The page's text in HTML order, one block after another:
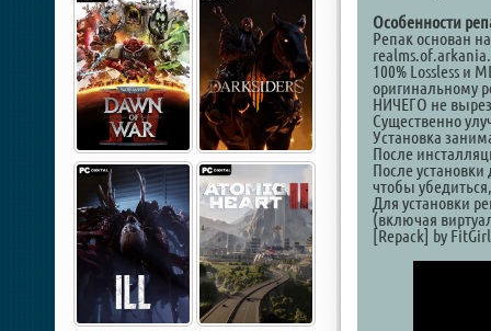
Особенности
Репак основан
100% Lossless и
оригинальному
НИЧЕГО не
Существенно
Установка
После
После
чтобы
Для установки
(включая
[Repack] by FitGirl